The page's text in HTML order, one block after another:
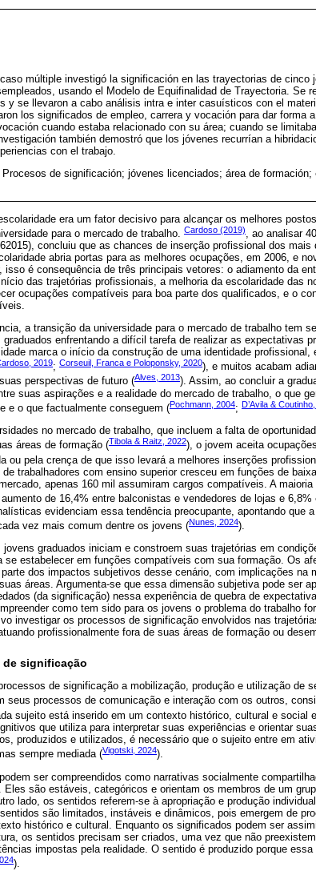
múltiple investigó la significación en las trayectorias de cinco
usando el Modelo de Equifinalidad de Trayectoria. Se
y se llevaron a cabo análisis intra e inter casuísticos con el
los significados de empleo, carrera y vocación para dar forma
cuando estaba relacionado con su área; cuando se
también demostró que los jóvenes recurrían a
con el trabajo.
Procesos de significación; jóvenes licenciados; área de
era um fator decisivo para alcançar os melhores
para o mercado de trabalho.
Cardoso (2019)
, ao analisar
concluiu que as chances de inserção profissional dos
abria portas para as melhores ocupações, em 2006, e
isso é consequência de três principais vetores: o adiamento da
das trajetórias profissionais, a melhoria da escolaridade das
ocupações compatíveis para boa parte dos qualificados, e o
a transição da universidade para o mercado de trabalho tem
graduados enfrentando a difícil tarefa de realizar as expectativas
marca o início da construção de uma identidade profissional,
2019; Corseuil, Franca e Poloponsky, 2020), e muitos acabam
perspectivas de futuro (Alves, 2013). Assim, ao concluir a
suas aspirações e a realidade do mercado de trabalho, o que
e o que factualmente conseguem (Pochmann, 2004; D’Avila &
no mercado de trabalho, que incluem a falta de
áreas de formação (Tibola & Raitz, 2022), o jovem aceita
ou pela crença de que isso levará a melhores inserções
de trabalhadores com ensino superior cresceu em funções de
apenas 160 mil assumiram cargos compatíveis. A
de 16,4% entre balconistas e vendedores de lojas e
evidenciam essa tendência preocupante, apontando que
vez mais comum dentre os jovens (Nunes, 2024).
jovens graduados iniciam e constroem suas trajetórias em
se estabelecer em funções compatíveis com sua formação. Os
dos impactos subjetivos desse cenário, com implicações na
áreas. Argumenta-se que essa dimensão subjetiva pode ser
(da significação) nessa experiência de quebra de
como tem sido para os jovens o problema do trabalho
investigar os processos de significação envolvidos nas
profissionalmente fora de suas áreas de formação ou
de significação
de significação a mobilização, produção e utilização de
seus processos de comunicação e interação com os outros,
sujeito está inserido em um contexto histórico, cultural e social
que utiliza para interpretar suas experiências e orientar
produzidos e utilizados, é necessário que o sujeito entre em
sempre mediada (Vigotski, 2024).
ser compreendidos como narrativas socialmente
Eles são estáveis, categóricos e orientam os membros de um
lado, os sentidos referem-se à apropriação e produção
são limitados, instáveis e dinâmicos, pois emergem de
histórico e cultural. Enquanto os significados podem ser
os sentidos precisam ser criados, uma vez que não
impostas pela realidade. O sentido é produzido porque
).